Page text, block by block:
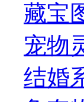
藏宝
宠物
结婚